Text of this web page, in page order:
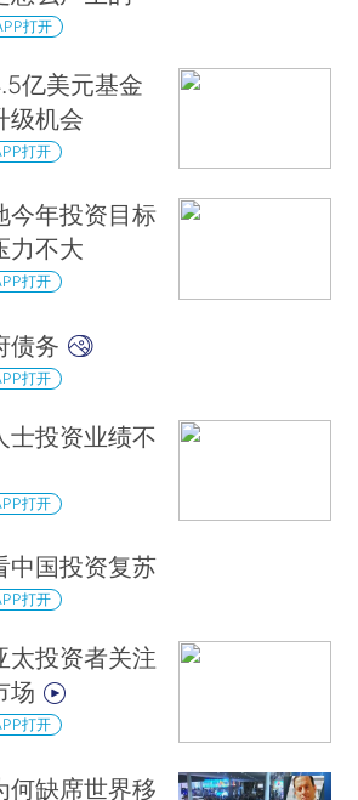
打开
亿美元基金
级机会
打开
今年投资目标
力不大
打开
债务
打开
士投资业绩不
打开
中国投资复苏
打开
太投资者关注
场
打开
何缺席世界移